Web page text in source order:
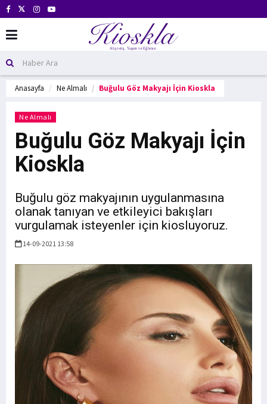
Anasayfa Ne Almalı Buğulu Göz Makyajı İçin Kioskla
Ne Almalı
Buğulu Göz Makyajı İçin
Kioskla
Buğulu göz makyajının uygulanmasına
olanak tanıyan ve etkileyici bakışları
vurgulamak isteyenler için kiosluyoruz.
14-09-2021 13:58